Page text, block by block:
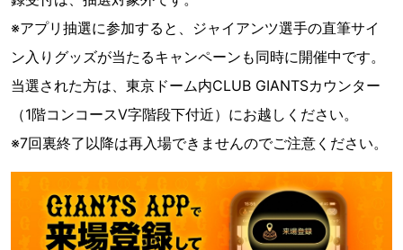
※アプリ抽選に参加すると、ジャイアンツ選手の直筆サイ
ン入りグッズが当たるキャンペーンも同時に開催中です。
当選された方は、東京ドーム内CLUB GIANTSカウンター
（1階コンコースV字階段下付近）にお越しください。
※7回裏終了以降は再入場できませんのでご注意ください。